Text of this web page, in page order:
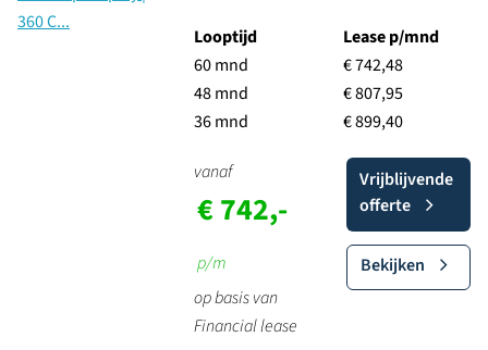
Looptijd
60 mnd
48 mnd
36 mnd
Lease p/mnd
€ 742,48
€ 807,95
€ 899,40
vanaf
€ 742,-
p/m
op basis van
Financial lease
Vrijblijvende
offerte
Bekijken